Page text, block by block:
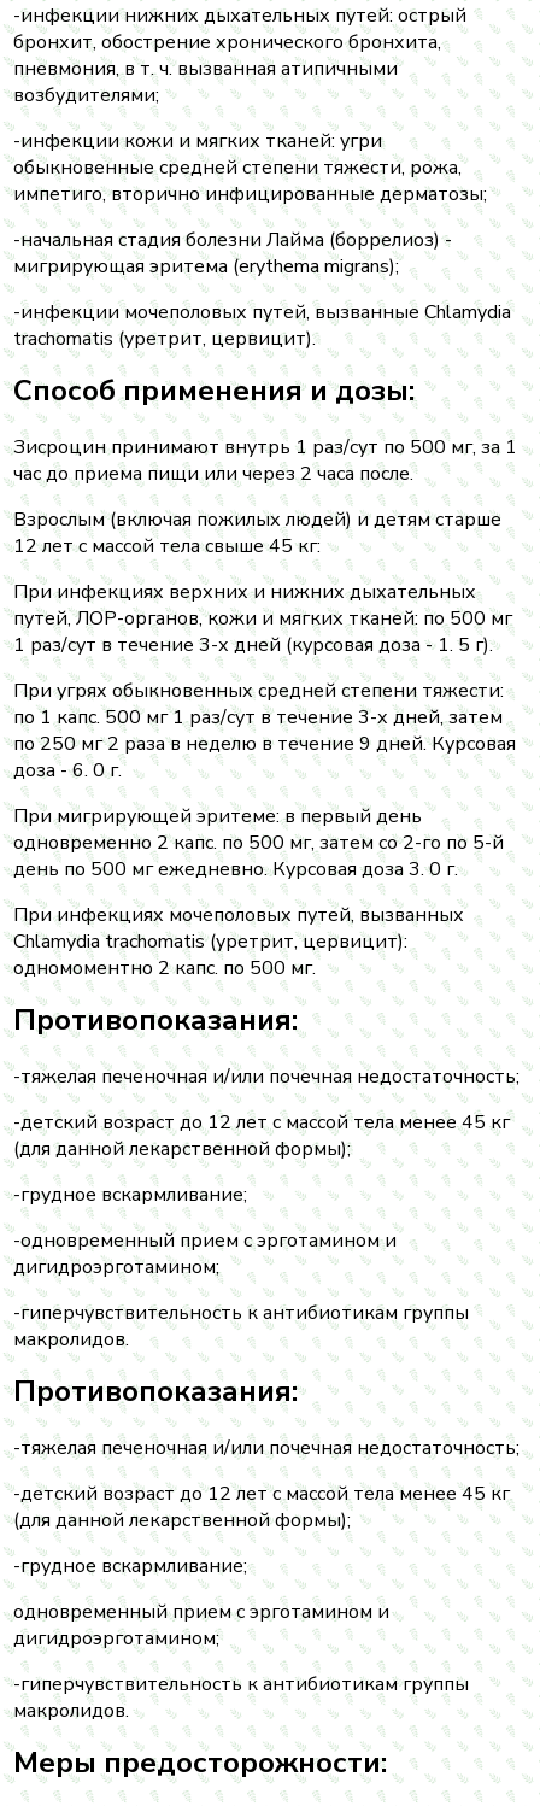
-инфекции нижних дыхательных путей: острый
бронхит, обострение хронического бронхита,
пневмония, в т. ч. вызванная атипичными
возбудителями;
-инфекции кожи и мягких тканей: угри
обыкновенные средней степени тяжести, рожа,
импетиго, вторично инфицированные дерматозы;
-начальная стадия болезни Лайма (боррелиоз) -
мигрирующая эритема (erythema migrans);
-инфекции мочеполовых путей, вызванные Chlamydia
trachomatis (уретрит, цервицит).
Способ применения и дозы:
Зисроцин принимают внутрь 1 раз/сут по 500 мг, за 1
час до приема пищи или через 2 часа после.
Взрослым (включая пожилых людей) и детям старше
12 лет с массой тела свыше 45 кг:
При инфекциях верхних и нижних дыхательных
путей, ЛОР-органов, кожи и мягких тканей: по 500 мг
1 раз/сут в течение 3-х дней (курсовая доза - 1. 5 г).
При угрях обыкновенных средней степени тяжести:
по 1 капс. 500 мг 1 раз/сут в течение 3-х дней, затем
по 250 мг 2 раза в неделю в течение 9 дней. Курсовая
доза - 6. 0 г.
При мигрирующей эритеме: в первый день
одновременно 2 капс. по 500 мг, затем со 2-го по 5-й
день по 500 мг ежедневно. Курсовая доза 3. 0 г.
При инфекциях мочеполовых путей, вызванных
Chlamydia trachomatis (уретрит, цервицит):
одномоментно 2 капс. по 500 мг.
Противопоказания:
-тяжелая печеночная и/или почечная недостаточность;
-детский возраст до 12 лет с массой тела менее 45 кг
(для данной лекарственной формы);
-грудное вскармливание;
-одновременный прием с эрготамином и
дигидроэрготамином;
-гиперчувствительность к антибиотикам группы
макролидов.
Противопоказания:
-тяжелая печеночная и/или почечная недостаточность;
-детский возраст до 12 лет с массой тела менее 45 кг
(для данной лекарственной формы);
-грудное вскармливание;
одновременный прием с эрготамином и
дигидроэрготамином;
-гиперчувствительность к антибиотикам группы
макролидов.
Меры предосторожности: